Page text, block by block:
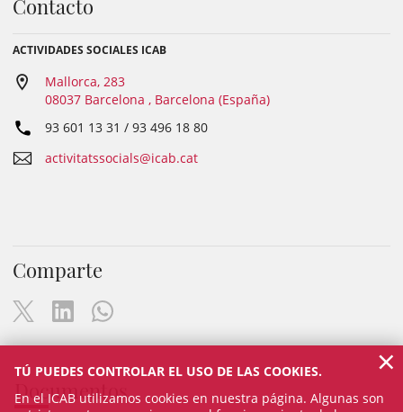
Contacto
ACTIVIDADES SOCIALES ICAB
Mallorca, 283
08037 Barcelona , Barcelona (España)
93 601 13 31 / 93 496 18 80
activitatssocials@icab.cat
Comparte
Documentos
TÚ PUEDES CONTROLAR EL USO DE LAS COOKIES.
En el ICAB utilizamos cookies en nuestra página. Algunas son
×